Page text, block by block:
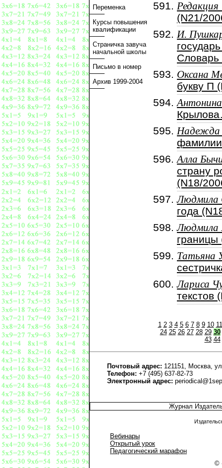
Переменка
Курсы повышения
квалификации
Страничка завуча
начальной школы
Письмо в номер
Архив 1999-2004
Редакция
(N21/
И.
Словарь
Оксана
букву П
Надежда
Алла
страну
(N18/
Людмила
года
Людмила
границы
Татьяна
Лариса
текстов
1 2 3 4 5 6 7 8 9 10 11
24 25 26 27 28 29 30
43 44
Почтовый адрес: 121151, Москва,
Телефон: +7 (495) 637-82-73
Электронный адрес:
Журнал
Вебинары
Открытый урок
Педагогический марафон
©